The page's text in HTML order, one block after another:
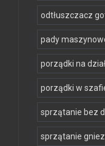
odtłuszczacz
pady
porządki na
porządki w
sprzątanie bez
sprzątanie